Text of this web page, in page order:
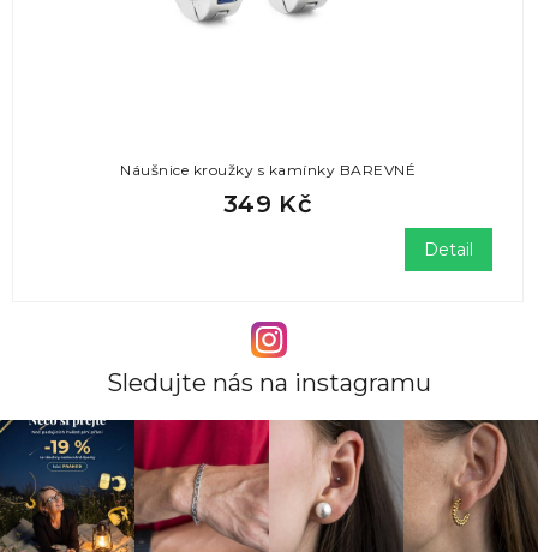
Náušnice kroužky s kamínky BAREVNÉ
349 Kč
Detail
Sledujte nás na instagramu